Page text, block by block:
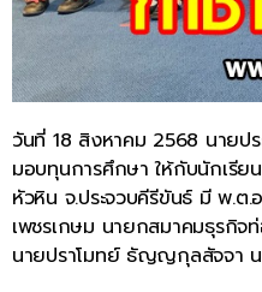
วันที่ 18 สิงหาคม 2568 นายปร
มอบทุนการศึกษา ให้กับนักเรีย
หัวหิน จ.ประจวบคีรีขันธ์ มี พ.
เพชรเกษม นายกสมาคมธุรกิจ
นายปราโมทย์ ธัญญกุลสัจจา น